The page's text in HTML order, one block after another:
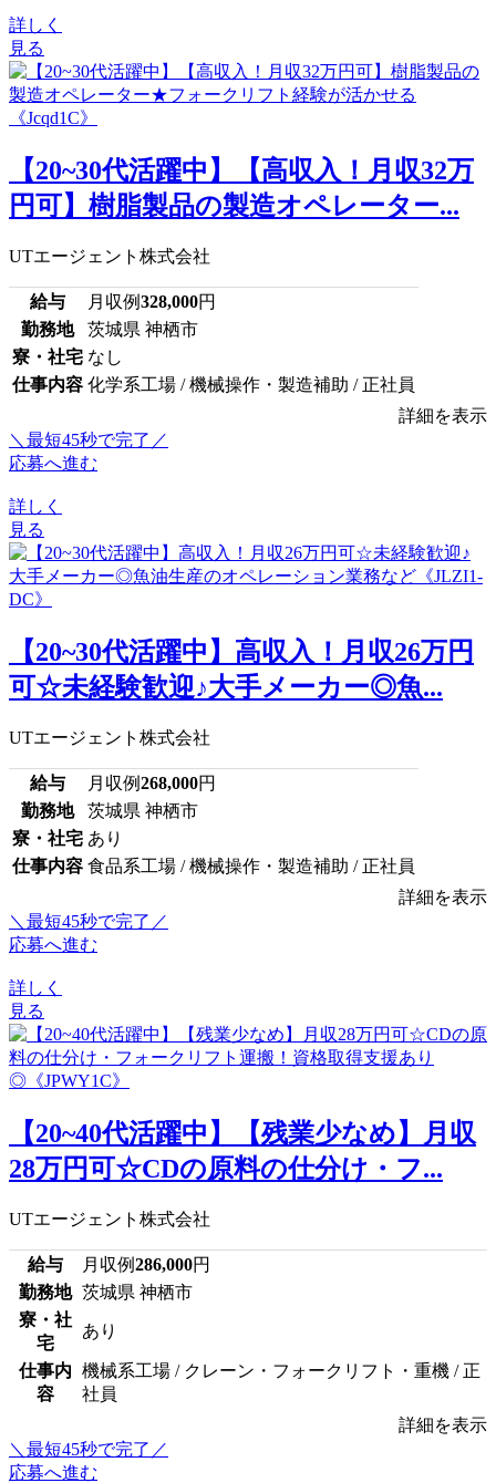
詳しく
見る
【20~30代活躍中】【高収入！月収32万
円可】樹脂製品の製造オペレーター...
UTエージェント株式会社
給与 月収例328,000円
勤務地
茨城県 神栖市
寮・社宅 なし
仕事内容 化学系工場 / 機械操作・製造補助 / 正社員
詳細を表示
＼最短45秒で完了／
応募へ進む
詳しく
見る
【20~30代活躍中】高収入！月収26万円
可☆未経験歓迎♪大手メーカー◎魚...
UTエージェント株式会社
給与 月収例268,000円
勤務地
茨城県 神栖市
寮・社宅 あり
仕事内容 食品系工場 / 機械操作・製造補助 / 正社員
詳細を表示
＼最短45秒で完了／
応募へ進む
詳しく
見る
【20~40代活躍中】【残業少なめ】月収
28万円可☆CDの原料の仕分け・フ...
UTエージェント株式会社
給与 月収例286,000円
勤務地 茨城県 神栖市
寮・社
宅
あり
仕事内
容
機械系工場 / クレーン・フォークリフト・重機 / 正
社員
詳細を表示
＼最短45秒で完了／
応募へ進む